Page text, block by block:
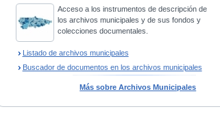
Acceso a los instrumentos de descripción de
los archivos municipales y de sus fondos y
colecciones documentales.
Listado de archivos municipales
Buscador de documentos en los archivos municipales
Más sobre Archivos Municipales